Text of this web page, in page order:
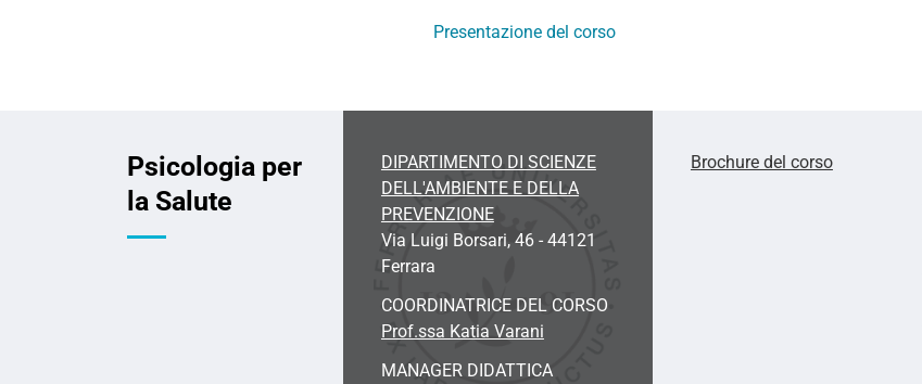
Presentazione del corso
Psicologia per
la Salute
DIPARTIMENTO DI SCIENZE
DELL'AMBIENTE E DELLA
PREVENZIONE
Via Luigi Borsari, 46 - 44121
Ferrara
COORDINATRICE DEL CORSO
Prof.ssa Katia Varani
MANAGER DIDATTICA
Brochure del corso